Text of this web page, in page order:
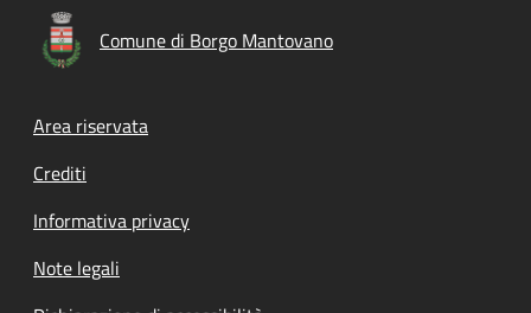
Comune di Borgo Mantovano
Footer menu
Area riservata
Crediti
Informativa privacy
Note legali